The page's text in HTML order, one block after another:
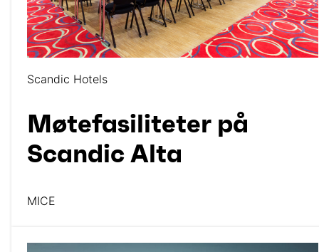
Scandic Hotels
Møtefasiliteter på
Scandic Alta
MICE